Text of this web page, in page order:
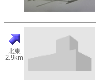
北東
2.9km